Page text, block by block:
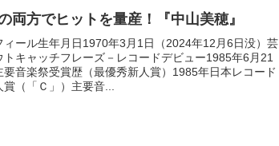
両方でヒットを量産！『中山美穂』
ィール生年月日1970年3月1日（2024年12月6日没）芸
トキャッチフレーズ－レコードデビュー1985年6月21
要音楽祭受賞歴（最優秀新人賞）1985年日本レコード
（「Ｃ」）主要音...